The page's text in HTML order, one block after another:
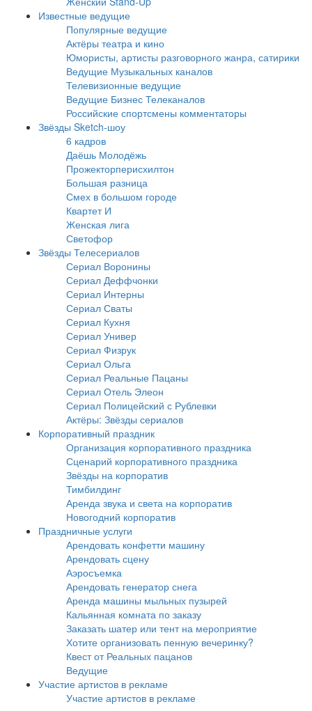
Известные ведущие
Популярные ведущие
Актёры театра и кино
Юмористы, артисты разговорного жанра, сатирики
Ведущие Музыкальных каналов
Телевизионные ведущие
Ведущие Бизнес Телеканалов
Российские спортсмены комментаторы
Звёзды Sketch-шоу
6 кадров
Даёшь Молодёжь
Прожекторперисхилтон
Большая разница
Смех в большом городе
Квартет И
Женская лига
Светофор
Звёзды Телесериалов
Сериал Воронины
Сериал Деффчонки
Сериал Интерны
Сериал Сваты
Сериал Кухня
Сериал Универ
Сериал Физрук
Сериал Ольга
Сериал Реальные Пацаны
Сериал Отель Элеон
Сериал Полицейский с Рублевки
Актёры: Звёзды сериалов
Корпоративный праздник
Организация корпоративного праздника
Сценарий корпоративного праздника
Звёзды на корпоратив
Тимбилдинг
Аренда звука и света на корпоратив
Новогодний корпоратив
Праздничные услуги
Арендовать конфетти машину
Арендовать сцену
Аэросъемка
Арендовать генератор снега
Аренда машины мыльных пузырей
Кальянная комната по заказу
Заказать шатер или тент на мероприятие
Хотите организовать пенную вечеринку?
Квест от Реальных пацанов
Ведущие
Участие артистов в рекламе
Участие артистов в рекламе